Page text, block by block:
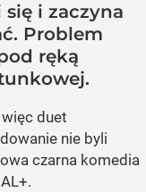
i zaczyna
Problem
ręką
więc duet
nie byli
czarna komedia